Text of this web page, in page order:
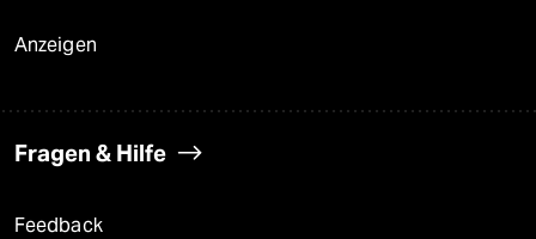
Anzeigen
Fragen & Hilfe
Feedback